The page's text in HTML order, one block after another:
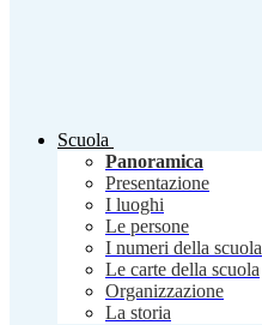
Scuola
Panoramica
Presentazione
I luoghi
Le persone
I numeri della scuola
Le carte della scuola
Organizzazione
La storia